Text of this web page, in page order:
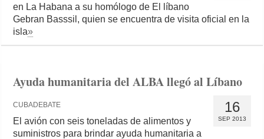
en La Habana a su homólogo de El líbano
Gebran Basssil, quien se encuentra de visita oficial en la
isla»
Ayuda humanitaria del ALBA llegó al Líbano
16
SEP 2013
CUBADEBATE
El avión con seis toneladas de alimentos y
suministros para brindar ayuda humanitaria a